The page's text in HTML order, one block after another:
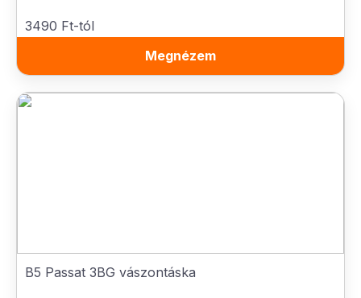
3490 Ft-tól
Megnézem
B5 Passat 3BG vászontáska